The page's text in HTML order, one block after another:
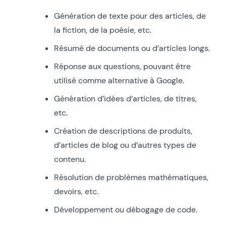
Génération de texte pour des articles, de
la fiction, de la poésie, etc.
Résumé de documents ou d’articles longs.
Réponse aux questions, pouvant être
utilisé comme alternative à Google.
Génération d’idées d’articles, de titres,
etc.
Création de descriptions de produits,
d’articles de blog ou d’autres types de
contenu.
Résolution de problèmes mathématiques,
devoirs, etc.
Développement ou débogage de code.